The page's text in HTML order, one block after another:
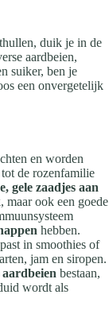
duik je in de
aardbeien,
suiker, ben je
een onvergetelijk
en worden
de rozenfamilie
gele zaadjes aan
maar ook een goede
hebben.
in smoothies of
jam en siropen.
bestaan,
wordt als